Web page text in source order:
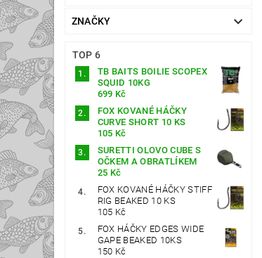
ZNAČKY
TOP 6
TB BAITS BOILIE SCOPEX
SQUID 10KG
699 Kč
FOX KOVANÉ HÁČKY
CURVE SHORT 10 KS
105 Kč
SURETTI OLOVO CUBE S
OČKEM A OBRATLÍKEM
25 Kč
FOX KOVANÉ HÁČKY STIFF
RIG BEAKED 10 KS
105 Kč
FOX HÁČKY EDGES WIDE
GAPE BEAKED 10KS
150 Kč